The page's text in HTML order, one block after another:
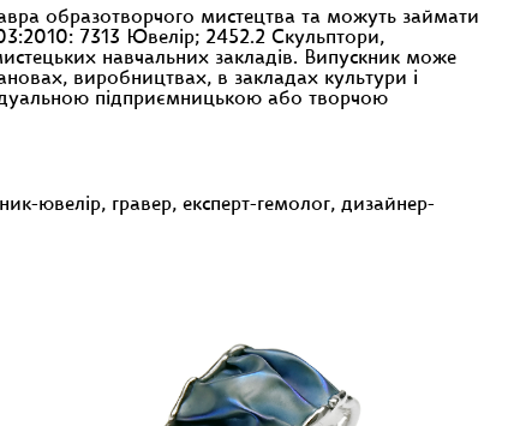
образотворчого мистецтва та можуть займати
7313 Ювелір; 2452.2 Скульптори,
навчальних закладів. Випускник може
виробництвах, в закладах культури і
підприємницькою або творчою
ювелір, гравер, експерт-гемолог, дизайнер-